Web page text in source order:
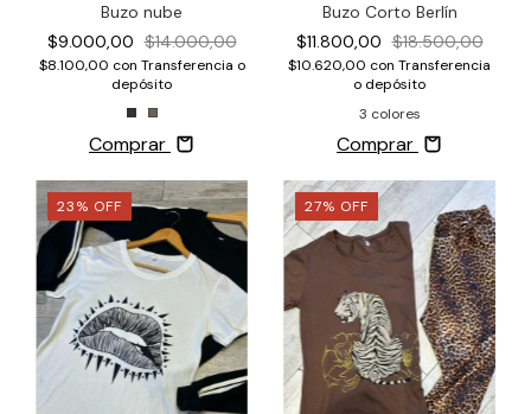
Buzo nube
$9.000,00 $14.000,00
$8.100,00 con Transferencia o
depósito
Comprar
Buzo Corto Berlín
$11.800,00 $18.500,00
$10.620,00 con Transferencia
o depósito
3 colores
Comprar
23% OFF 27% OFF